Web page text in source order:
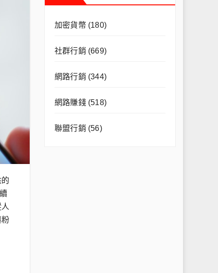
粉
加密貨幣(180)
社群行銷 (669)
網路行銷 (344)
網路賺錢(518)
聯盟行銷 (56)